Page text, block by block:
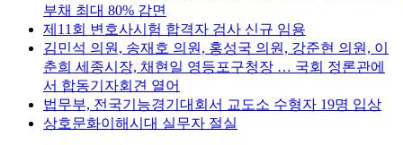
부채 최대 80% 감면
제11회 변호사시험 합격자 검사 신규 임용
김민석 의원, 송재호 의원, 홍성국 의원, 강준현 의원, 이
춘희 세종시장, 채현일 영등포구청장 … 국회 정론관에
서 합동기자회견 열어
법무부, 전국기능경기대회서 교도소 수형자 19명 입상
상호문화이해시대 실무자 절실